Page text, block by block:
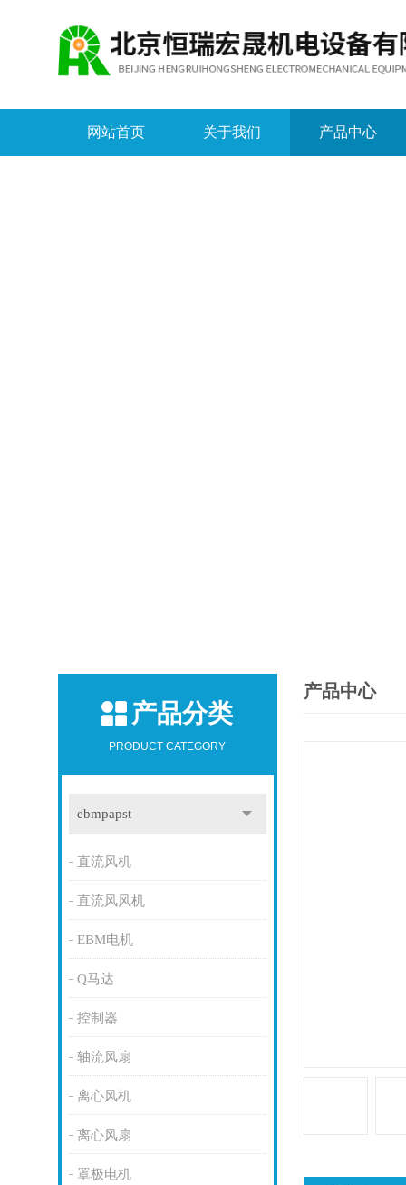
网站首页 关于我们 产品中心
产品分类
PRODUCT CATEGORY
ebmpapst
直流风机
直流风风机
EBM电机
Q马达
控制器
轴流风扇
离心风机
离心风扇
罩极电机
产品中心